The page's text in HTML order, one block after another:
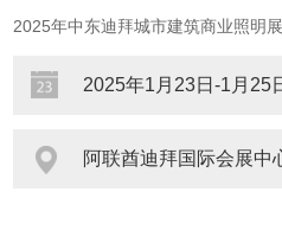
​2025年中东迪拜城市建筑商业照明展
2025年1月23日-1月25
阿联酋迪拜国际会展中